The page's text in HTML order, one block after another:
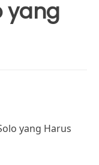
yang
yang Harus